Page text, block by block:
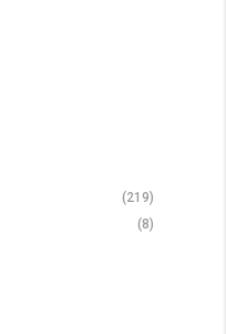
(219)
(8)